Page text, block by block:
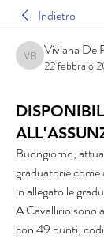
Indietro
Viviana De Rosa
Viviana De
22 febbraio
Buongiorno,
graduatorie come
in allegato le
A Cavallirio sono
con 49 punti,